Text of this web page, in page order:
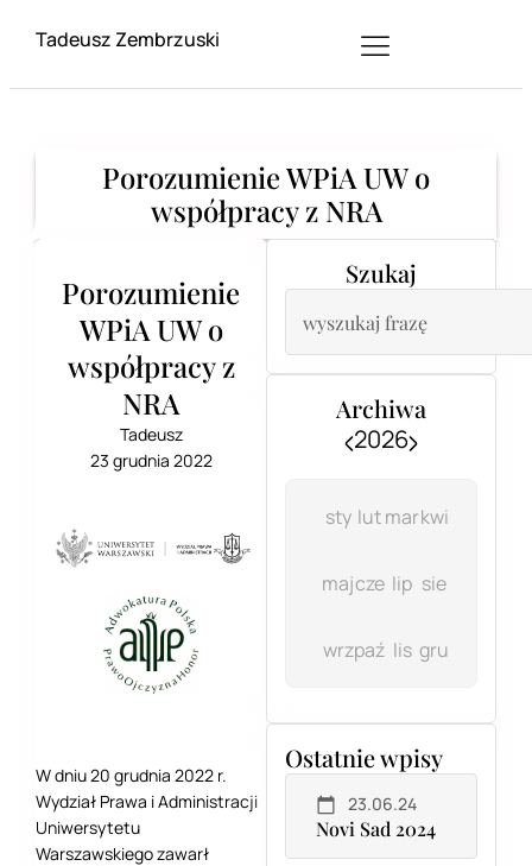
Tadeusz Zembrzuski
Porozumienie WPiA UW o
współpracy z NRA
Porozumienie
WPiA UW o
współpracy z
NRA
Tadeusz
23 grudnia 2022
W dniu 20 grudnia 2022 r.
Wydział Prawa i Administracji
Uniwersytetu
Warszawskiego zawarł
Szukaj
Archiwa
2026
sty lutmarkwi
majcze lip sie
wrzpaź lis gru
Ostatnie wpisy
23.06.24
Novi Sad 2024